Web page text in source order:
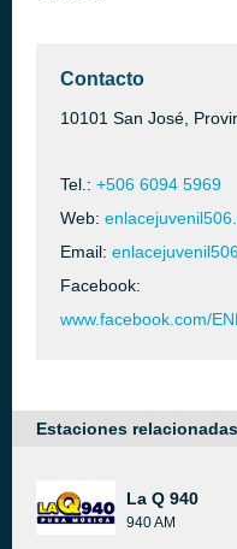
Contacto
10101 San José,
Tel.: +506 6094 5969
Web:
Email:
Facebook:
www.facebook.com/
Estaciones relacionadas
La Q 940
940 AM